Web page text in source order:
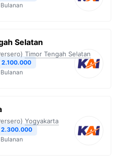
Bulanan
Selatan
Timor Tengah Selatan
2.100.000
Bulanan
Yogyakarta
2.300.000
Bulanan